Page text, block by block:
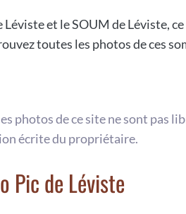
Léviste et le SOUM de Léviste,
toutes les photos de ces
photos de ce site ne sont pas
écrite du propriétaire.
Pic de Léviste